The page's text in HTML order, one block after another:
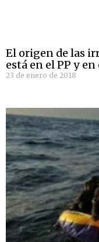
El origen de las
está en el PP y
23 de enero de 2018